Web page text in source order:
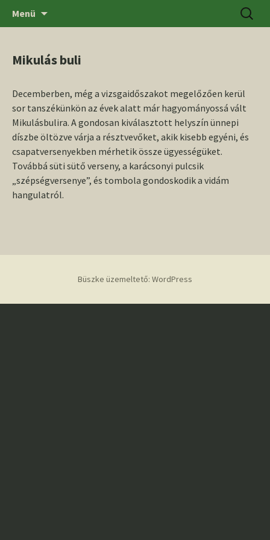
SZTE BTK Régészeti Tanszék
Menü
Mikulás buli
Decemberben, még a vizsgaidőszakot megelőzően kerül
sor tanszékünkön az évek alatt már hagyományossá vált
Mikulásbulira. A gondosan kiválasztott helyszín ünnepi
díszbe öltözve várja a résztvevőket, akik kisebb egyéni, és
csapatversenyekben mérhetik össze ügyességüket.
Továbbá süti sütő verseny, a karácsonyi pulcsik
„szépségversenye”, és tombola gondoskodik a vidám
hangulatról.
Büszke üzemeltető: WordPress